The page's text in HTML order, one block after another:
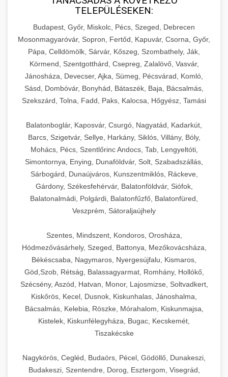
TELEPÜLÉSEKEN:
Budapest, Győr, Miskolc, Pécs, Szeged, Debrecen
Mosonmagyaróvár, Sopron, Fertőd, Kapuvár, Csorna, Győr,
Pápa, Celldömölk, Sárvár, Kőszeg, Szombathely, Ják,
Körmend, Szentgotthárd, Csepreg, Zalalövő, Vasvár,
Jánosháza, Devecser, Ajka, Sümeg, Pécsvárad, Komló,
Sásd, Dombóvár, Bonyhád, Bátaszék, Baja, Bácsalmás,
Szekszárd, Tolna, Fadd, Paks, Kalocsa, Hőgyész, Tamási
Balatonboglár, Kaposvár, Csurgó, Nagyatád, Kadarkút,
Barcs, Szigetvár, Sellye, Harkány, Siklós, Villány, Bóly,
Mohács, Pécs, Szentlőrinc Andocs, Tab, Lengyeltóti,
Simontornya, Enying, Dunaföldvár, Solt, Szabadszállás,
Sárbogárd, Dunaújváros, Kunszentmiklós, Ráckeve,
Gárdony, Székesfehérvár, Balatonföldvár, Siófok,
Balatonalmádi, Polgárdi, Balatonfűzfő, Balatonfüred,
Veszprém, Sátoraljaújhely
Szentes, Mindszent, Kondoros, Orosháza,
Hódmezővásárhely, Szeged, Battonya, Mezőkovácsháza,
Békéscsaba, Nagymaros, Nyergesújfalu, Kismaros,
Göd,Szob, Rétság, Balassagyarmat, Romhány, Hollókő,
Szécsény, Aszód, Hatvan, Monor, Lajosmizse, Soltvadkert,
Kiskőrös, Kecel, Dusnok, Kiskunhalas, Jánoshalma,
Bácsalmás, Kelebia, Röszke, Mórahalom, Kiskunmajsa,
Kistelek, Kiskunfélegyháza, Bugac, Kecskemét,
Tiszakécske
Nagykörös, Cegléd, Budaörs, Pécel, Gödöllő, Dunakeszi,
Budakeszi, Szentendre, Dorog, Esztergom, Visegrád,